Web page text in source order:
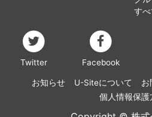
す
Twitter Facebook
お知らせ U-Siteについて お
個人情報保護